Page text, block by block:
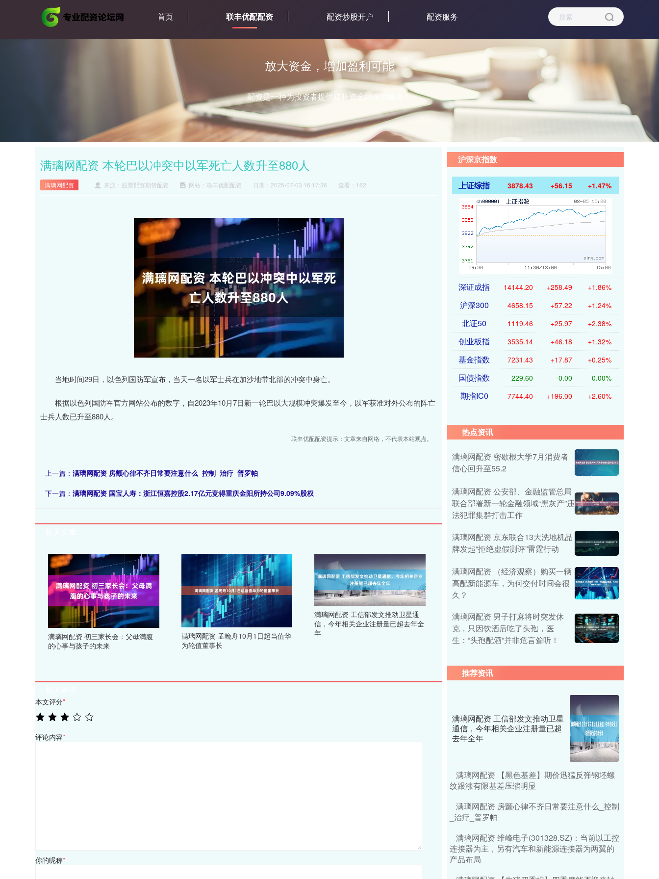
首页 联丰优配配资 配资炒股开户 配资服务
放大资金，增加盈利可能
配资是一种为投资者提供杠杆资金的金融服务！
满璃网配资 本轮巴以冲突中以军死亡人数升至880人
满璃网配资 来源：股票配资期货配资 网站：联丰优配配资 日期：2025-07-03 16:17:36 查看：162
当地时间29日，以色列国防军宣布，当天一名以军士兵在加沙地带北部的冲突中身亡。
根据以色列国防军官方网站公布的数字，自2023年10月7日新一轮巴以大规模冲突爆发至今，以军获准对外公布的阵亡
士兵人数已升至880人。
联丰优配配资提示：文章来自网络，不代表本站观点。
上一篇： 满璃网配资 房颤心律不齐日常要注意什么_控制_治疗_普罗帕
下一篇： 满璃网配资 国宝人寿：浙江恒嘉控股2.17亿元竞得重庆金阳所持公司9.09%股权
满璃网配资 初三家长会：父母满腹
的心事与孩子的未来
满璃网配资 孟晚舟10月1日起当值华
为轮值董事长
满璃网配资 工信部发文推动卫星通
信，今年相关企业注册量已超去年全
年
本文评分*
评论内容*
你的昵称*
沪深京指数
上证综指 3878.43 +56.15 +1.47%
深证成指 14144.20 +258.49 +1.86%
沪深300 4658.15 +57.22 +1.24%
北证50 1119.46 +25.97 +2.38%
创业板指 3535.14 +46.18 +1.32%
基金指数 7231.43 +17.87 +0.25%
国债指数 229.60 -0.00 0.00%
期指IC0 7744.40 +196.00 +2.60%
热点资讯
满璃网配资 密歇根大学7月消费者
信心回升至55.2
满璃网配资 公安部、金融监管总局
联合部署新一轮金融领域“黑灰产”违
法犯罪集群打击工作
满璃网配资 京东联合13大洗地机品
牌发起“拒绝虚假测评”雷霆行动
满璃网配资 （经济观察）购买一辆
高配新能源车，为何交付时间会很
久？
满璃网配资 男子打麻将时突发休
克，只因饮酒后吃了头孢，医
生：“头孢配酒”并非危言耸听！
推荐资讯
满璃网配资 工信部发文推动卫星
通信，今年相关企业注册量已超
去年全年
满璃网配资 【黑色基差】期价迅猛反弹钢坯螺
纹跟涨有限基差压缩明显
满璃网配资 房颤心律不齐日常要注意什么_控制
_治疗_普罗帕
满璃网配资 维峰电子(301328.SZ)：当前以工控
连接器为主，另有汽车和新能源连接器为两翼的
产品布局